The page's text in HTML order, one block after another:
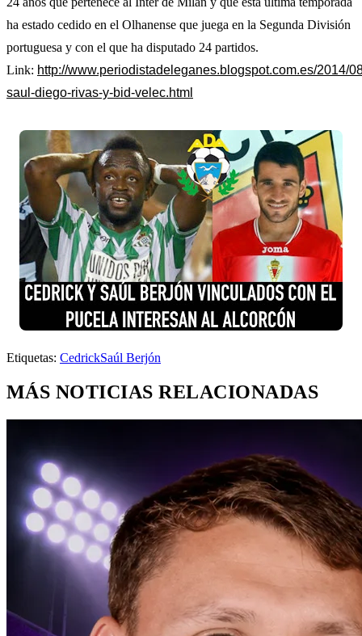
ha estado cedido en el Olhanense que juega en la Segunda División
portuguesa y con el que ha disputado 24 partidos.
Link: http://www.periodistadeleganes.blogspot.com.es/2014/
saul-diego-rivas-y-bid-velec.html
Etiquetas: CedrickSaúl Berjón
MÁS NOTICIAS RELACIONADAS